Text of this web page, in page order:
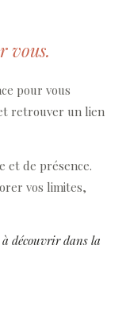
vous.
pour vous
retrouver un lien
et de présence.
vos limites,
à découvrir dans la